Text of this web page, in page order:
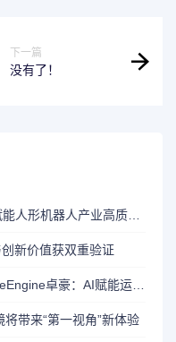
下一篇
没有了！
贺词指引新航向，“功夫模式”赋能人形机器人产业高质量进阶
新价值获双重验证
2025年厦门用户大会丨ManageEngine卓豪：AI赋能运维，智启未来新程
带来“第一视角”新体验